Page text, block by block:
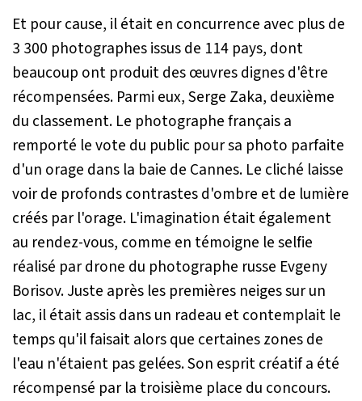
Et pour cause, il était en concurrence avec plus de
3 300 photographes issus de 114 pays, dont
beaucoup ont produit des œuvres dignes d'être
récompensées. Parmi eux, Serge Zaka, deuxième
du classement. Le photographe français a
remporté le vote du public pour sa photo parfaite
d'un orage dans la baie de Cannes. Le cliché laisse
voir de profonds contrastes d'ombre et de lumière
créés par l'orage. L'imagination était également
au rendez-vous, comme en témoigne le selfie
réalisé par drone du photographe russe Evgeny
Borisov. Juste après les premières neiges sur un
lac, il était assis dans un radeau et contemplait le
temps qu'il faisait alors que certaines zones de
l'eau n'étaient pas gelées. Son esprit créatif a été
récompensé par la troisième place du concours.